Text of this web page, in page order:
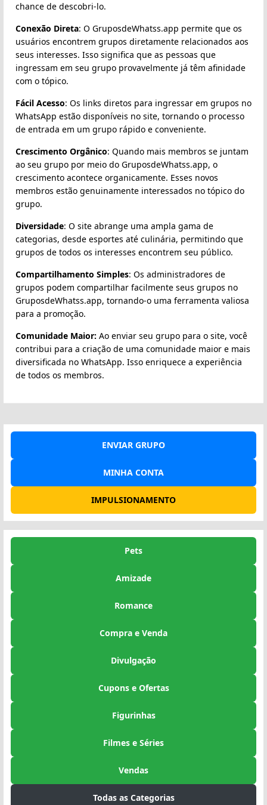
chance de descobri-lo.
Conexão Direta: O GruposdeWhatss.app permite que os
usuários encontrem grupos diretamente relacionados aos
seus interesses. Isso significa que as pessoas que
ingressam em seu grupo provavelmente já têm afinidade
com o tópico.
Fácil Acesso: Os links diretos para ingressar em grupos no
WhatsApp estão disponíveis no site, tornando o processo
de entrada em um grupo rápido e conveniente.
Crescimento Orgânico: Quando mais membros se juntam
ao seu grupo por meio do GruposdeWhatss.app, o
crescimento acontece organicamente. Esses novos
membros estão genuinamente interessados no tópico do
grupo.
Diversidade: O site abrange uma ampla gama de
categorias, desde esportes até culinária, permitindo que
grupos de todos os interesses encontrem seu público.
Compartilhamento Simples: Os administradores de
grupos podem compartilhar facilmente seus grupos no
GruposdeWhatss.app, tornando-o uma ferramenta valiosa
para a promoção.
Comunidade Maior: Ao enviar seu grupo para o site, você
contribui para a criação de uma comunidade maior e mais
diversificada no WhatsApp. Isso enriquece a experiência
de todos os membros.
ENVIAR GRUPO
MINHA CONTA
IMPULSIONAMENTO
Pets
Amizade
Romance
Compra e Venda
Divulgação
Cupons e Ofertas
Figurinhas
Filmes e Séries
Vendas
Todas as Categorias